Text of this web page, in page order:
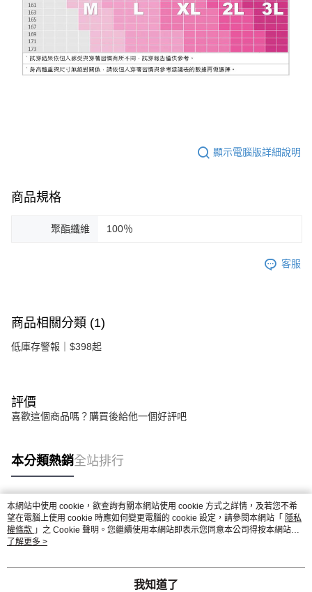
顯示電腦版詳細說明
商品規格
聚酯纖維 100％
客服
商品相關分類 (1)
低庫存警報｜$398起
評價
喜歡這個商品嗎？購買後給他一個好評吧
本分類熱銷全站排行
熱門標籤
本網站中使用 cookie，欲查詢有關本網站使用 cookie 方式之詳情，及若您不希
望在電腦上使用 cookie 時應如何變更電腦的 cookie 設定，請參閱本網站「 隱私
權條款 」之 Cookie 聲明。您繼續使用本網站即表示您同意本公司得按本網站使
用條款之 Cookie 聲明使用 cookie。
了解更多 >
我知道了